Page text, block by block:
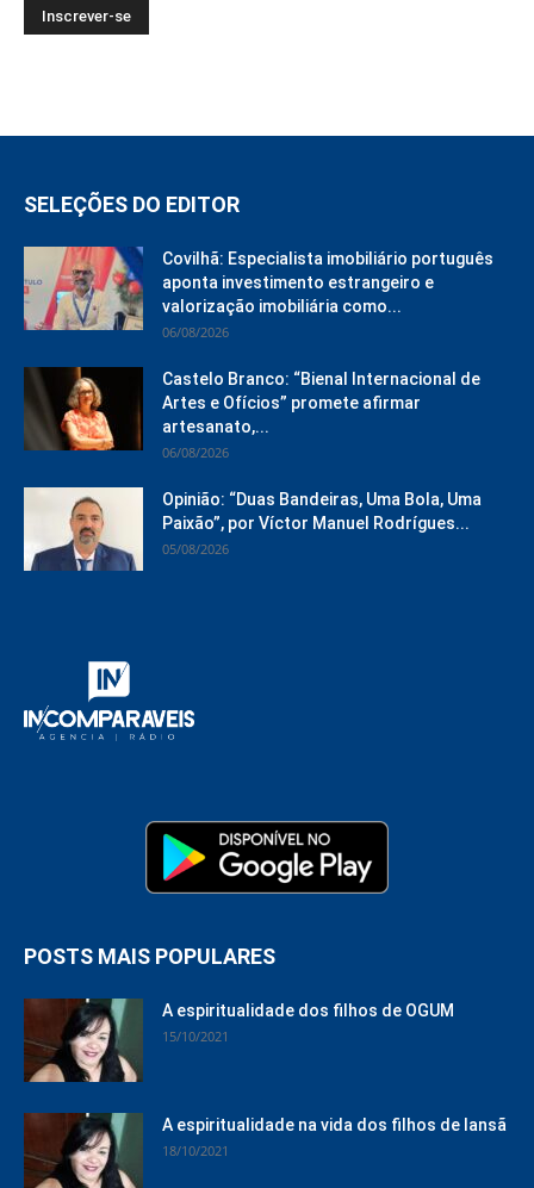
SELEÇÕES DO EDITOR
Covilhã: Especialista imobiliário português
aponta investimento estrangeiro e
valorização imobiliária como...
06/08/2026
Castelo Branco: “Bienal Internacional de
Artes e Ofícios” promete afirmar
artesanato,...
06/08/2026
Opinião: “Duas Bandeiras, Uma Bola, Uma
Paixão”, por Víctor Manuel Rodrígues...
05/08/2026
POSTS MAIS POPULARES
A espiritualidade dos filhos de OGUM
15/10/2021
A espiritualidade na vida dos filhos de Iansã
18/10/2021